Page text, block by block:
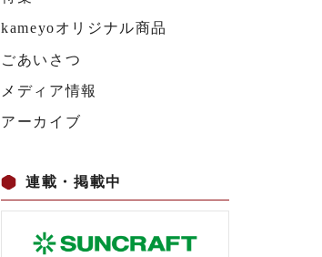
kameyoオリジナル商品
ごあいさつ
メディア情報
アーカイブ
連載・掲載中